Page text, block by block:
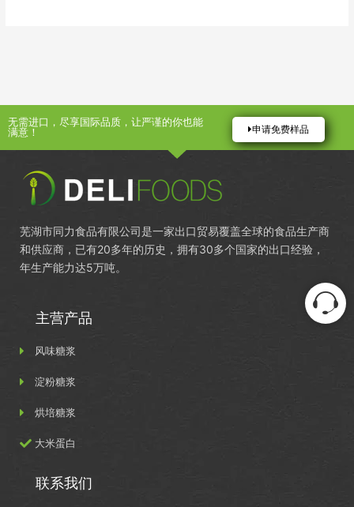
无需进口，尽享国际品质，让严谨的你也能
满意！
申请免费样品
芜湖市同力食品有限公司是一家出口贸易覆盖全球的食品生产商
和供应商，已有20多年的历史，拥有30多个国家的出口经验，
年生产能力达5万吨。
主营产品
风味糖浆
淀粉糖浆
烘培糖浆
大米蛋白
联系我们